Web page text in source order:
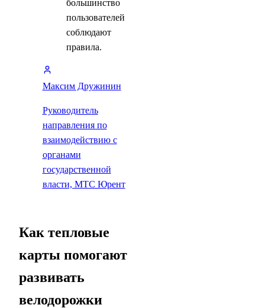
большинство
пользователей
соблюдают
правила.
Максим Дружинин
Руководитель
направления по
взаимодействию с
органами
государственной
власти, МТС Юрент
Как тепловые
карты помогают
развивать
велодорожки